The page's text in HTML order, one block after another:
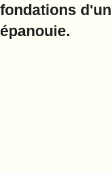
fondations
épanouie.